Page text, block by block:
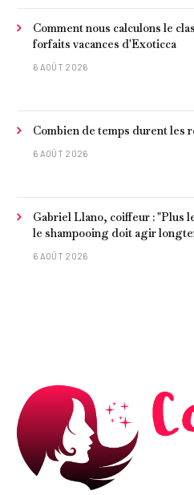
Comment nous calculons le
forfaits vacances d'Exoticca
6 AOÛT 2026
Combien de temps durent les
6 AOÛT 2026
Gabriel Llano, coiffeur : "Plus
le shampooing doit agir
laisser entre 1 et 3 minutes."
6 AOÛT 2026